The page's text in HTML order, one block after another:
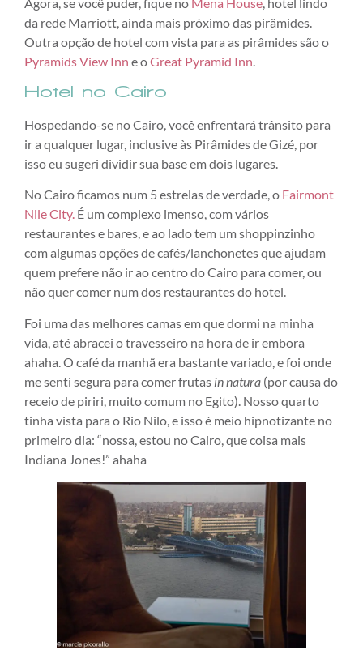
da rede Marriott, ainda mais próximo das pirâmides.
Outra opção de hotel com vista para as pirâmides são o
Pyramids View Inn e oGreat Pyramid Inn
Hotel no Cairo
Hospedando-se no Cairo, você enfrentará trânsito para
ir a qualquer lugar, inclusive às Pirâmides de Gizé, por
isso eu sugeri dividir sua base em dois lugares.
No Cairo ficamos num 5 estrelas de verdade, o Fairmont
Nile City. É um complexo imenso, com vários
restaurantes e bares, e ao lado tem um shoppinzinho
com algumas opções de cafés/lanchonetes que ajudam
quem prefere não ir ao centro do Cairo para comer, ou
não quer comer num dos restaurantes do hotel.
Foi uma das melhores camas em que dormi na minha
vida, até abracei o travesseiro na hora de ir embora
ahaha. O café da manhã era bastante variado, e foi onde
me senti segura para comer frutas in natura (por causa do
receio de piriri, muito comum no Egito). Nosso quarto
tinha vista para o Rio Nilo, e isso é meio hipnotizante no
primeiro dia: “nossa, estou no Cairo, que coisa mais
Indiana Jones!” ahaha